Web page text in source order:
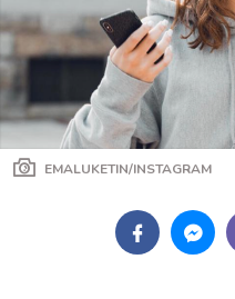
EMALUKETIN/INSTAGRAM